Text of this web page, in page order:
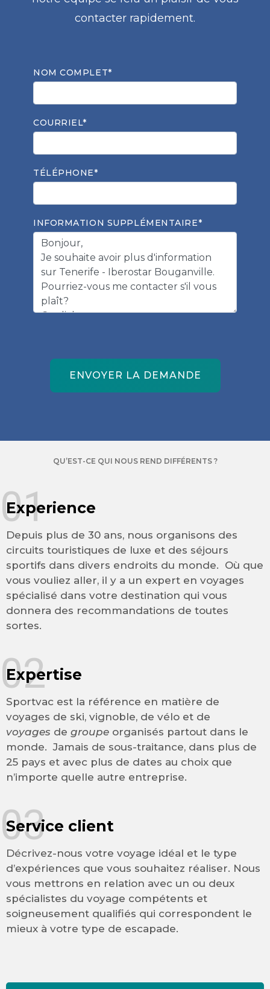
contacter rapidement.
NOM COMPLET*
COURRIEL*
TÉLÉPHONE*
INFORMATION SUPPLÉMENTAIRE*
ENVOYER LA DEMANDE
QU’EST-CE QUI NOUS REND DIFFÉRENTS ?
Experience
Depuis plus de 30 ans, nous organisons des
circuits touristiques de luxe et des séjours
sportifs dans divers endroits du monde. Où que
vous vouliez aller, il y a un expert en voyages
spécialisé dans votre destination qui vous
donnera des recommandations de toutes
sortes.
01
Expertise
Sportvac est la référence en matière de
voyages de ski, vignoble, de vélo et de
voyages de groupe organisés partout dans le
monde. Jamais de sous-traitance, dans plus de
25 pays et avec plus de dates au choix que
n’importe quelle autre entreprise.
02
Service client
Décrivez-nous votre voyage idéal et le type
d’expériences que vous souhaitez réaliser. Nous
vous mettrons en relation avec un ou deux
spécialistes du voyage compétents et
soigneusement qualifiés qui correspondent le
mieux à votre type de escapade.
03